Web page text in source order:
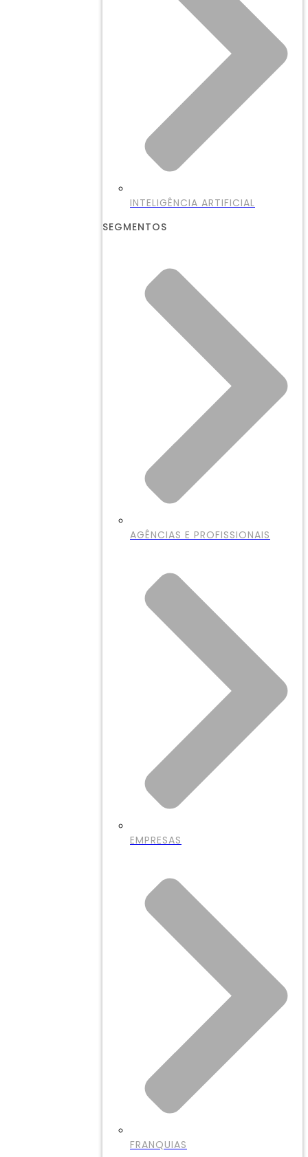
INTELIGÊNCIA ARTIFICIAL
SEGMENTOS
AGÊNCIAS E PROFISSIONAIS
EMPRESAS
FRANQUIAS